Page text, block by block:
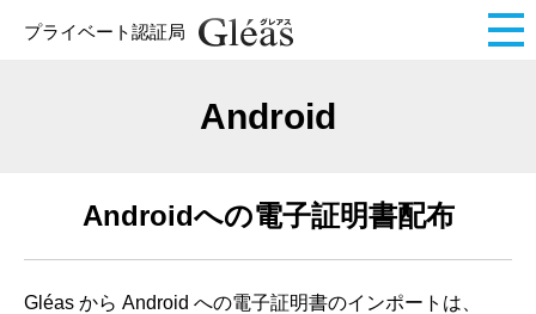
プライベート認証局
Android
Androidへの電子証明書配布
Gléas から Android への電子証明書のインポートは、